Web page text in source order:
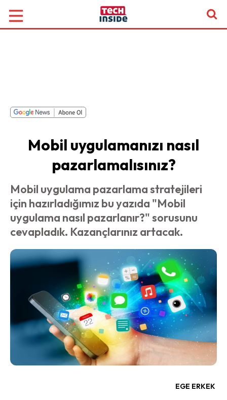
Mobil uygulamanızı nasıl
pazarlamalısınız?
Mobil uygulama pazarlama stratejileri
için hazırladığımız bu yazıda "Mobil
uygulama nasıl pazarlanır?" sorusunu
cevapladık. Kazançlarınız artacak.
EGE ERKEK